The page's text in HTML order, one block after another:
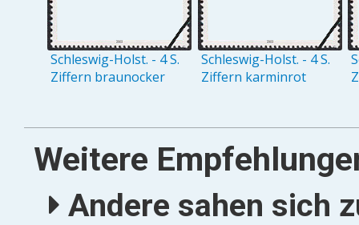
Schleswig-Holst. - 4 S.
Ziffern braunocker
Schleswig-Holst. - 4 S.
Ziffern karminrot
Weitere
Andere sahen sich